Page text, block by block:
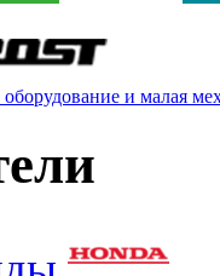
и малая